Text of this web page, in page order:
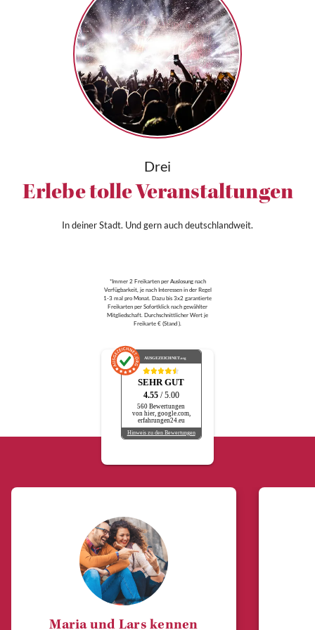
Drei
Erlebe tolle Veranstaltungen
In deiner Stadt. Und gern auch deutschlandweit.
*Immer 2 Freikarten per Auslosung nach
Verfügbarkeit, je nach Interessen in der Regel
1-3 mal pro Monat. Dazu bis 3x2 garantierte
Freikarten per Sofortklick nach gewählter
Mitgliedschaft. Durchschnittlicher Wert je
Freikarte € (Stand ).
AUSGEZEICHNET.org
SEHR GUT
4.55 / 5.00
560 Bewertungen
von hier, google.com,
erfahrungen24.eu
Hinweis zu den Bewertungen
Maria und Lars kennen